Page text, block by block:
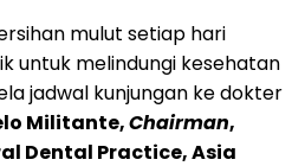
mulut setiap hari
untuk melindungi kesehatan
jadwal kunjungan ke dokter
Militante,Chairman,
Dental Practice, Asia